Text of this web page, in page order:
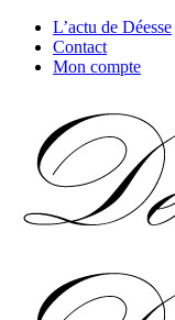
L’actu de Déesse
Contact
Mon compte